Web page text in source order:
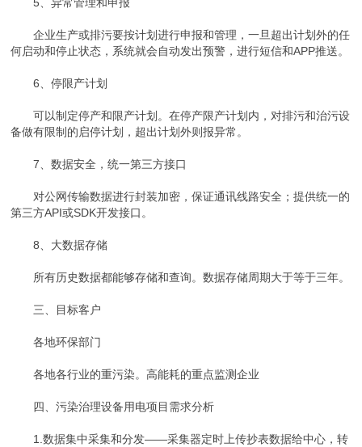
企业生产或排污要按计划进行申报和管理，一旦超出计划外的任
何启动和停止状态，系统就会自动发出预警，进行短信和APP推送。
6、停限产计划
可以制定停产和限产计划。在停产限产计划内，对排污和治污设
备做有限制的启停计划，超出计划外则报异常。
7、数据安全，统一第三方接口
对公网传输数据进行封装加密，保证通讯线路安全；提供统一的
第三方API或SDK开发接口。
8、大数据存储
所有历史数据都能够存储和查询。数据存储周期大于等于三年。
三、目标客户
各地环保部门
各地各行业的重污染。高能耗的重点监测企业
四、污染治理设备用电项目需求分析
1.数据集中采集和分发——采集器定时上传抄表数据给中心，转